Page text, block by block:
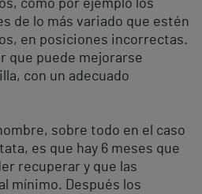
como por ejemplo los
de lo más variado que estén
en posiciones incorrectas.
que puede mejorarse
con un adecuado
sobre todo en el caso
es que hay 6 meses que
recuperar y que las
mínimo. Después los